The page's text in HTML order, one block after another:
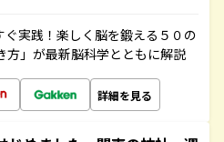
実践！楽しく脳を鍛える５０の
方」が最新脳科学とともに解説
詳細を見る